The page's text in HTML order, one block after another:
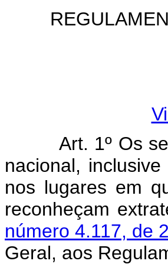
Art. 1º Os
nacional,
nos lugares em
reconheçam
número 4.117, de
Geral, aos